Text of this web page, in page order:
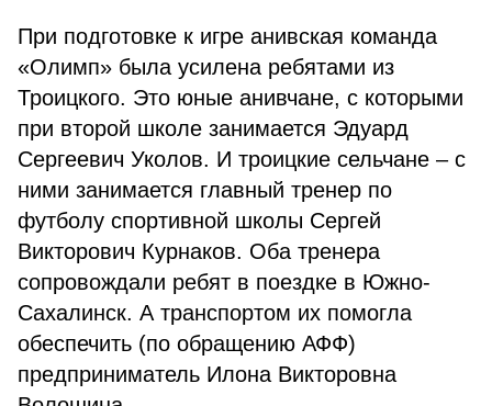
При подготовке к игре анивская команда
«Олимп» была усилена ребятами из
Троицкого. Это юные анивчане, с которыми
при второй школе занимается Эдуард
Сергеевич Уколов. И троицкие сельчане – с
ними занимается главный тренер по
футболу спортивной школы Сергей
Викторович Курнаков. Оба тренера
сопровождали ребят в поездке в Южно-
Сахалинск. А транспортом их помогла
обеспечить (по обращению АФФ)
предприниматель Илона Викторовна